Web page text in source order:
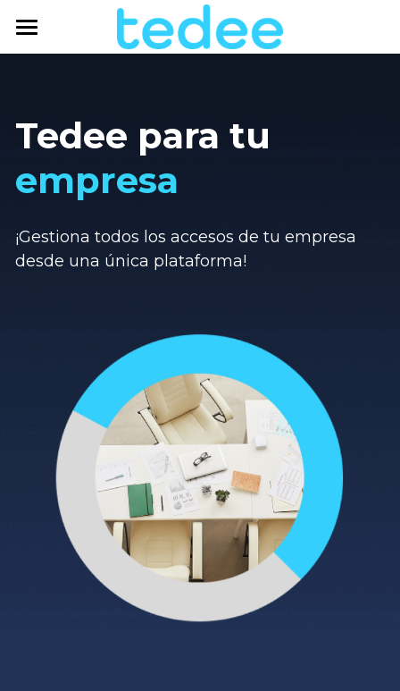
INICIO
SOLUCIONES
Casa
Sector inmobiliario
Alquiler temporal
Coworking
Empresa
TEDEE EXPERTS
BLOG
CONTACTO
empresa
¡Gestiona todos los accesos de tu empresa
desde una única plataforma!